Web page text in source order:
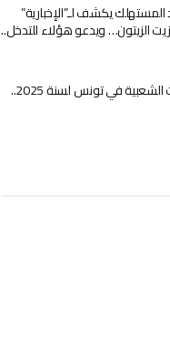
يكشف لـ”الإخبارية”
الزيتون… ويدعو هؤلاء للتدخل..
في تونس لسنة 2025..